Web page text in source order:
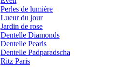
Perles de lumière
Lueur du jour
Jardin de rose
Dentelle Diamonds
Dentelle Pearls
Dentelle Padparadscha
Ritz Paris